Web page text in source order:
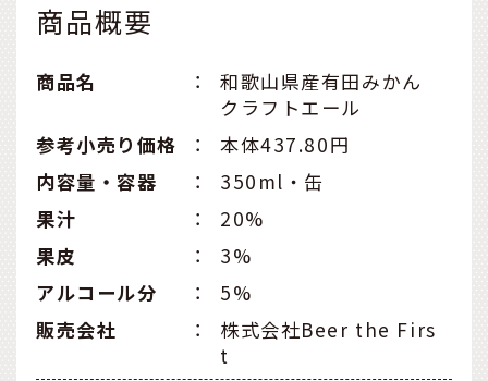
商品概要
商品名 ：
和歌山県産有田みかん
クラフトエール
参考小売り価格
：
本体437.80円
内容量・容器
：
350ml・缶
果汁
：
20%
果皮
：
3%
アルコール分
：
5%
販売会社
：
株式会社Beer the Firs
t